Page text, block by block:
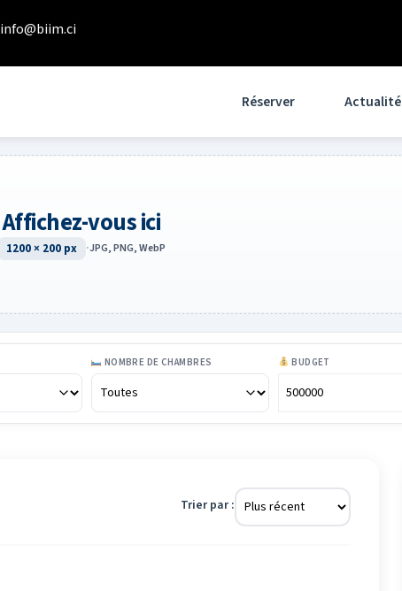
info@biim.ci
Réserver Actualité
Affichez-vous ici
1200 × 200 px ·JPG, PNG, WebP
NOMBRE DE CHAMBRES BUDGET
Trier par :